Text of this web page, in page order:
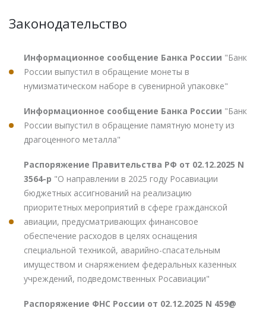
Законодательство
Информационное сообщение Банка России "Банк
России выпустил в обращение монеты в
нумизматическом наборе в сувенирной упаковке"
Информационное сообщение Банка России "Банк
России выпустил в обращение памятную монету из
драгоценного металла"
Распоряжение Правительства РФ от 02.12.2025 N
3564-р "О направлении в 2025 году Росавиации
бюджетных ассигнований на реализацию
приоритетных мероприятий в сфере гражданской
авиации, предусматривающих финансовое
обеспечение расходов в целях оснащения
специальной техникой, аварийно-спасательным
имуществом и снаряжением федеральных казенных
учреждений, подведомственных Росавиации"
Распоряжение ФНС России от 02.12.2025 N 459@